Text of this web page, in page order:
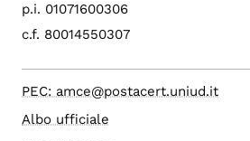
p.i. 01071600306
c.f. 80014550307
PEC: amce@postacert.uniud.it
Albo ufficiale